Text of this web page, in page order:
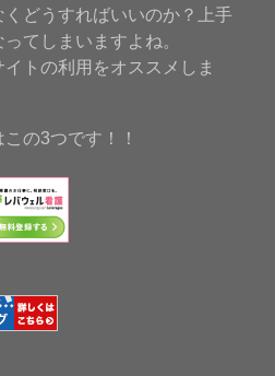
どうすればいいのか？上手
てしまいますよね。
トの利用をオススメしま
の3つです！！